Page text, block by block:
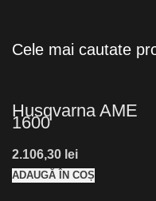
Cele mai cautate
Husqvarna AME
1600
lei
ADAUGĂ ÎN COȘ